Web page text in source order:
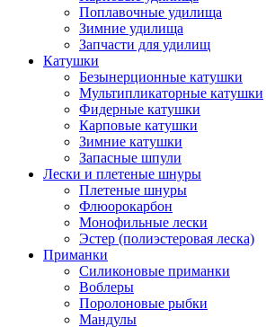
Поплавочные удилища
Зимние удилища
Запчасти для удилищ
Катушки
Безынерционные катушки
Мультипликаторные катушки
Фидерные катушки
Карповые катушки
Зимние катушки
Запасные шпули
Лески и плетеные шнуры
Плетеные шнуры
Флюорокарбон
Монофильные лески
Эстер (полиэстеровая леска)
Приманки
Силиконовые приманки
Воблеры
Поролоновые рыбки
Мандулы